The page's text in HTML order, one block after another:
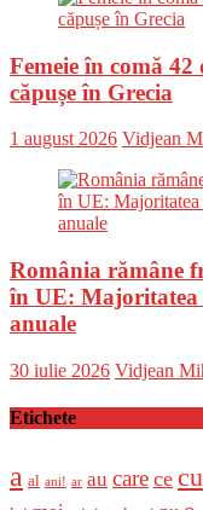
Femeie în comă
căpușe în Grecia
Posted
1 august 2026 Author
Vidjean
România rămâne
în UE: Majoritatea
anuale
Posted
30 iulie 2026 Author
Vidjean
Etichete
a al ani! ar au care ce cu